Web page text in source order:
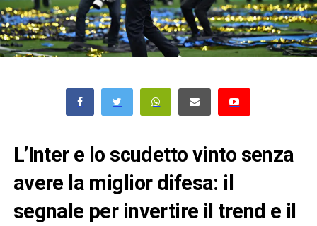
L’Inter e lo scudetto vinto senza
avere la miglior difesa: il
segnale per invertire il trend e il